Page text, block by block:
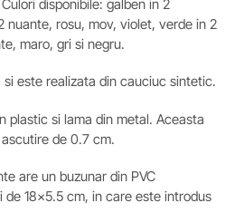
disponibile: galben in 2
nuante, rosu, mov, violet, verde in 2
maro, gri si negru.
este realizata din cauciuc sintetic.
plastic si lama din metal. Aceasta
de 0.7 cm.
are un buzunar din PVC
18×5.5 cm, in care este introdus